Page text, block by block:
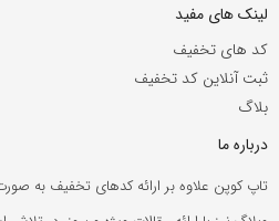
لینک های مفید
کد های تخفیف
ثبت آنلاین کد تخفیف
بلاگ
درباره ما
تاپ کوپن علاوه بر ارائه کدهای تخفیف به